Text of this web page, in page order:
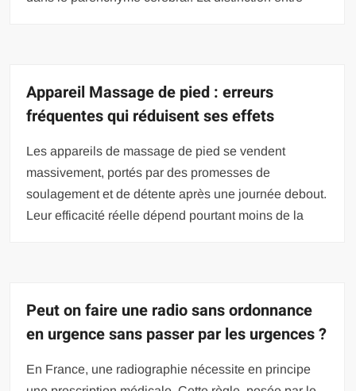
Appareil Massage de pied : erreurs
fréquentes qui réduisent ses effets
Les appareils de massage de pied se vendent
massivement, portés par des promesses de
soulagement et de détente après une journée debout.
Leur efficacité réelle dépend pourtant moins de la
Peut on faire une radio sans ordonnance
en urgence sans passer par les urgences ?
En France, une radiographie nécessite en principe